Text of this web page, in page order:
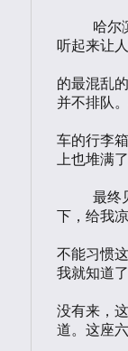
听起来让
的最混乱
并不排队
车的行李
上也堆
    最终见到了“组织”。安排我在宾馆住
下，给我
不能习惯
我就知道
没有来，
道。这座